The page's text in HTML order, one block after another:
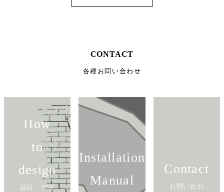
CONTACT
各種お問い合わせ
How
to
design
設計・デザ
Installation
Manual
Contact
お問い合わ